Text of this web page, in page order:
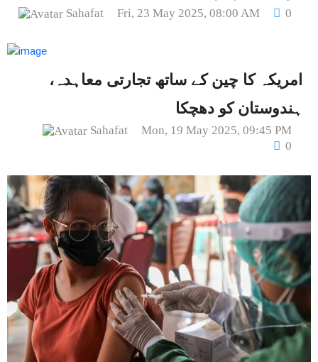
Sahafat Fri, 23 May 2025, 08:00 AM 0
امریکہ کا چین کے ساتھ تجارتی معاہدہ،
ہندوستان کو دھچکا
Sahafat
Mon, 19 May 2025, 09:45 PM
0